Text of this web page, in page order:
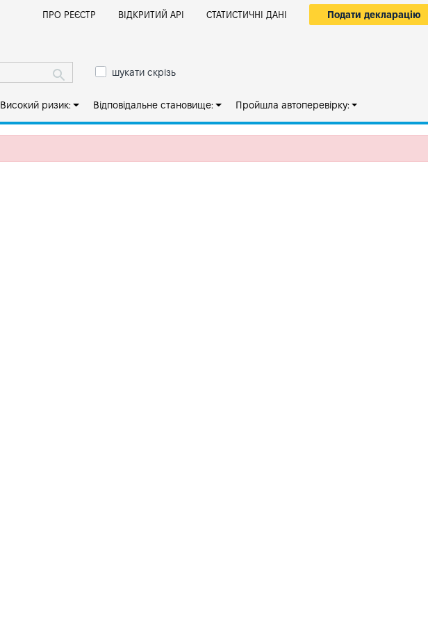
ПРО РЕЄСТР ВІДКРИТИЙ АРІ СТАТИСТИЧНІ ДАНІ Подати декларацію
шукати скрізь
Високий ризик: Відповідальне становище: Пройшла автоперевірку: